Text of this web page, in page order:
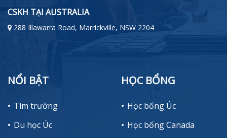
CSKH TẠI AUSTRALIA
288 Illawarra Road, Marrickville, NSW 2204
NỔI BẬT
Tìm trường
Du học Úc
HỌC BỔNG
Học bổng Úc
Học bổng Canada